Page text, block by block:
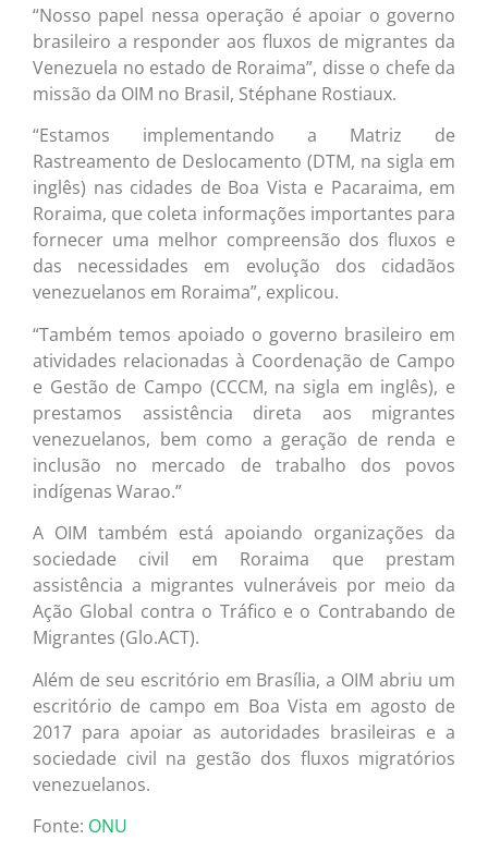
“Nosso papel nessa operação é apoiar o governo
brasileiro a responder aos fluxos de migrantes da
Venezuela no estado de Roraima”, disse o chefe da
missão da OIM no Brasil, Stéphane Rostiaux.
“Estamos implementando a Matriz de
Rastreamento de Deslocamento (DTM, na sigla em
inglês) nas cidades de Boa Vista e Pacaraima, em
Roraima, que coleta informações importantes para
fornecer uma melhor compreensão dos fluxos e
das necessidades em evolução dos cidadãos
venezuelanos em Roraima”, explicou.
“Também temos apoiado o governo brasileiro em
atividades relacionadas à Coordenação de Campo
e Gestão de Campo (CCCM, na sigla em inglês), e
prestamos assistência direta aos migrantes
venezuelanos, bem como a geração de renda e
inclusão no mercado de trabalho dos povos
indígenas Warao.”
A OIM também está apoiando organizações da
sociedade civil em Roraima que prestam
assistência a migrantes vulneráveis por meio da
Ação Global contra o Tráfico e o Contrabando de
Migrantes (Glo.ACT).
Além de seu escritório em Brasília, a OIM abriu um
escritório de campo em Boa Vista em agosto de
2017 para apoiar as autoridades brasileiras e a
sociedade civil na gestão dos fluxos migratórios
venezuelanos.
Fonte: ONU